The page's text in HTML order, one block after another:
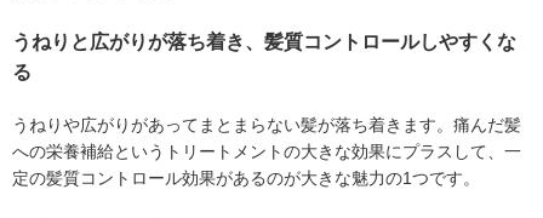
うねりと広がりが落ち着き、髪質コントロールしやすくな
る
うねりや広がりがあってまとまらない髪が落ち着きます。痛んだ髪
への栄養補給というトリートメントの大きな効果にプラスして、一
定の髪質コントロール効果があるのが大きな魅力の1つです。